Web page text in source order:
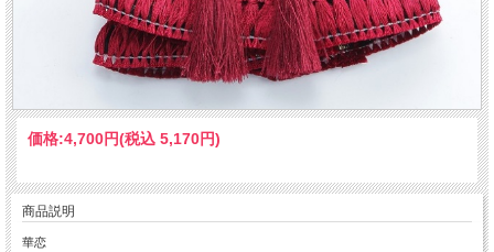
価格:4,700円(税込 5,170円)
商品説明
華恋